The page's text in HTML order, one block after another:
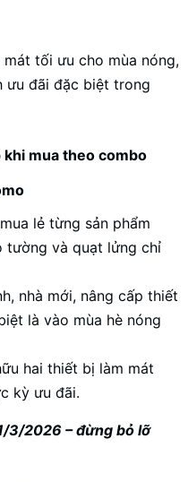
tối ưu cho mùa nóng,
ưu đãi đặc biệt trong
khi mua theo combo
lẻ từng sản phẩm
tường và quạt lửng chỉ
nhà mới, nâng cấp thiết
là vào mùa hè nóng
hai thiết bị làm mát
kỳ ưu đãi.
3/2026 – đừng bỏ lỡ